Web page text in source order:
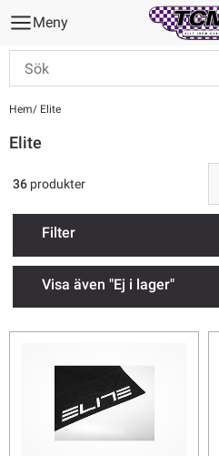
Meny
Hem Elite
Elite
Filter
Visa även "Ej i lager"
36 produkter